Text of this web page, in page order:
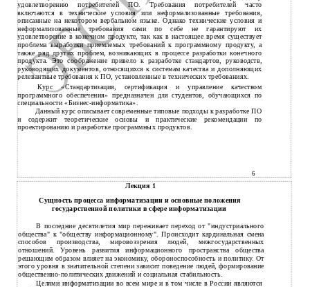
удовлетворению потребителей ПО. Требования потребителей часто
включаются в технические условия или неформализованные требования,
описанные на некотором вербальном языке. Однако технические условия и
неформализованные требования сами по себе не гарантируют их
удовлетворение в конечном продукте, так как в настоящее время существует
проблема выработки приемлемых требований к программному продукту, а
также ряд других проблем, возникающих в процессе разработки конечного
продукта. Это соображение привело к разработке стандартов, руководств,
руководящих документов, относящихся к системам качества и дополняющих
релевантные требования к ПО, установленные в технических требованиях.
Курс «Стандартизация, сертификация и управление качеством
программного обеспечения» предназначен для студентов, обучающихся по
специальности «Бизнес-информатика».
Данный курс описывает современные типовые подходы к разработке ПО
и содержит теоретические основы и практические рекомендации по
проектированию и разработке программных продуктов.
6
Лекция 1
Сущность процесса информатизации и основные положения
государственной политики в сфере информатизации
В последние десятилетия мир переживает переход от "индустриального
общества" к "обществу информационному". Происходит кардинальная смена
способов производства, мировоззрения людей, межгосударственных
отношений. Уровень развития информационного пространства общества
решающим образом влияет на экономику, обороноспособность и политику. От
этого уровня в значительной степени зависит поведение людей, формирование
общественно-политических движений и социальная стабильность.
Целями информатизации во всем мире и в том числе в России являются